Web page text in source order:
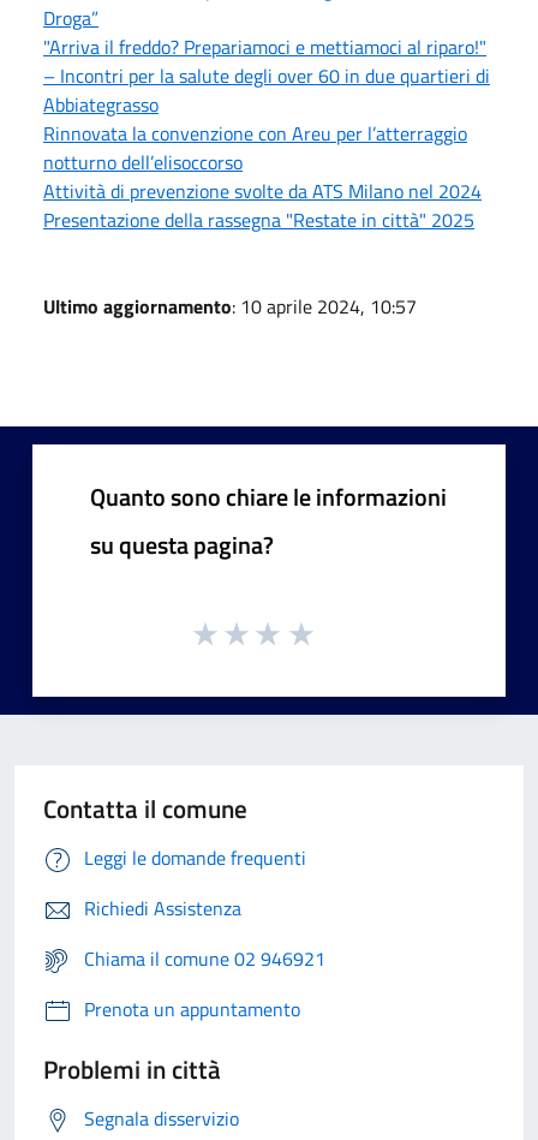
Droga”
"Arriva il freddo? Prepariamoci e mettiamoci al riparo!"
– Incontri per la salute degli over 60 in due quartieri di
Abbiategrasso
Rinnovata la convenzione con Areu per l’atterraggio
notturno dell’elisoccorso
Attività di prevenzione svolte da ATS Milano nel 2024
Presentazione della rassegna "Restate in città" 2025
Ultimo aggiornamento: 10 aprile 2024, 10:57
Quanto sono chiare le informazioni
su questa pagina?
Contatta il comune
Leggi le domande frequenti
Richiedi Assistenza
Chiama il comune 02 946921
Prenota un appuntamento
Problemi in città
Segnala disservizio